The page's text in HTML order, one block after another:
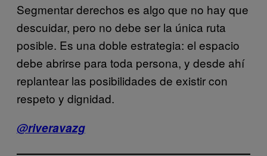
Segmentar derechos es algo que no hay que
descuidar, pero no debe ser la única ruta
posible. Es una doble estrategia: el espacio
debe abrirse para toda persona, y desde ahí
replantear las posibilidades de existir con
respeto y dignidad.
@riveravazg